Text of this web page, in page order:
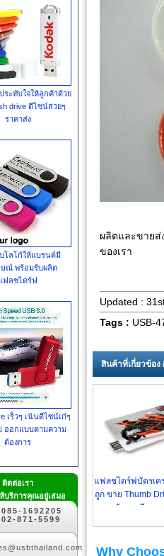
ผลิตและขายส่
ของเรา
Updated :
Tags : USB-
สินค้าที่เกี่ยวข้อง
แฟลชไดร์ฟบัตรเค
ถูก ขาย Thumb
พร้อมสกรีนลาย
Why
ระทับใจให้ลูกค้าด้วย
drive ดีไซน์สวยๆ
ราคาส่ง
โลโก้ให้แบรนด์มี
ษณ์ พร้อมรับผลิต
ฟลชไดร์ฟ
เร็วๆ เน้นดีไซน์เก๋ๆ
ออกแบบตามความ
ต้องการ
ติดต่อเรา
บริการคุณอยู่เสมอ
1692205
871-5599